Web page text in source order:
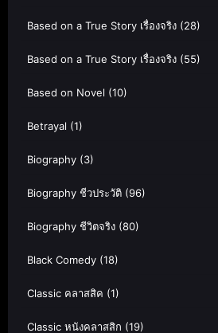
Based on a True Story เรื่องจริง (28)
Based on a True Story เรื่องจริง (55)
Based on Novel (10)
Betrayal (1)
Biography (3)
Biography ชีวประวัติ (96)
Biography ชีวิตจริง (80)
Black Comedy (18)
Classic คลาสสิค (1)
Classic หนังคลาสสิก (19)